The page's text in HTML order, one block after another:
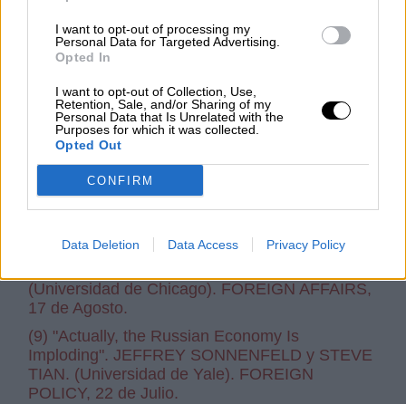
I want to opt-out of processing my
Personal Data for Targeted Advertising.
Opted In
I want to opt-out of Collection, Use,
Retention, Sale, and/or Sharing of my
Personal Data that Is Unrelated with the
Purposes for which it was collected.
Opted Out
CONFIRM
Data Deletion Data Access Privacy Policy
de junio.
(6) "A Ukraine Strategy for the Long Haul. The
Go On". RICHARD HAASS (Council of Foreign
Relations). FOREIGN AFFAIRS, 10 de junio.
(7) "Ukraine’s Implausible Theories of Victory.
The Fantasy of Russian Defeat and the Case
for Diplomacy". BARRY R. POSEN (MIT).
Underappreciated Risks of Catastrophic
(Universidad de Chicago). FOREIGN AFFAIRS,
17 de Agosto.
(9) "Actually, the Russian Economy Is
Imploding". JEFFREY SONNENFELD y STEVE
TIAN. (Universidad de Yale). FOREIGN
POLICY, 22 de Julio.